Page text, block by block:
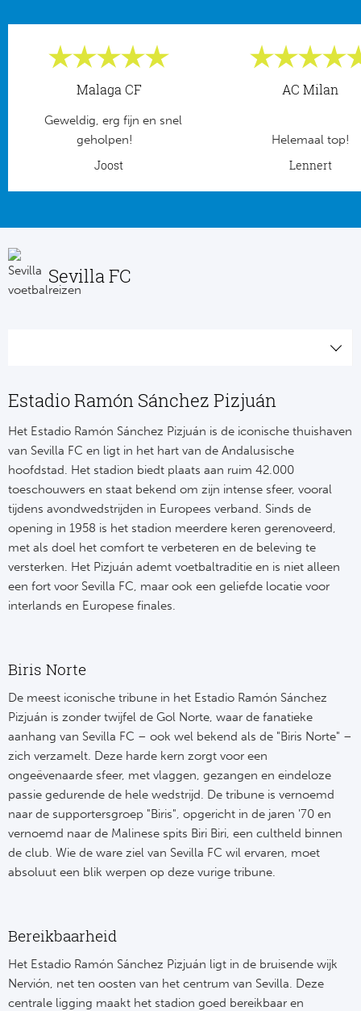
Malaga CF
Geweldig, erg fijn en snel
geholpen!
Joost
AC Milan
Helemaal top!
Lennert
Sevilla FC
Estadio Ramón Sánchez Pizjuán
Het Estadio Ramón Sánchez Pizjuán is de iconische thuishaven
van Sevilla FC en ligt in het hart van de Andalusische
hoofdstad. Het stadion biedt plaats aan ruim 42.000
toeschouwers en staat bekend om zijn intense sfeer, vooral
tijdens avondwedstrijden in Europees verband. Sinds de
opening in 1958 is het stadion meerdere keren gerenoveerd,
met als doel het comfort te verbeteren en de beleving te
versterken. Het Pizjuán ademt voetbaltraditie en is niet alleen
een fort voor Sevilla FC, maar ook een geliefde locatie voor
interlands en Europese finales.
Biris Norte
De meest iconische tribune in het Estadio Ramón Sánchez
Pizjuán is zonder twijfel de Gol Norte, waar de fanatieke
aanhang van Sevilla FC – ook wel bekend als de "Biris Norte" –
zich verzamelt. Deze harde kern zorgt voor een
ongeëvenaarde sfeer, met vlaggen, gezangen en eindeloze
passie gedurende de hele wedstrijd. De tribune is vernoemd
naar de supportersgroep "Biris", opgericht in de jaren '70 en
vernoemd naar de Malinese spits Biri Biri, een cultheld binnen
de club. Wie de ware ziel van Sevilla FC wil ervaren, moet
absoluut een blik werpen op deze vurige tribune.
Bereikbaarheid
Het Estadio Ramón Sánchez Pizjuán ligt in de bruisende wijk
Nervión, net ten oosten van het centrum van Sevilla. Deze
centrale ligging maakt het stadion goed bereikbaar en